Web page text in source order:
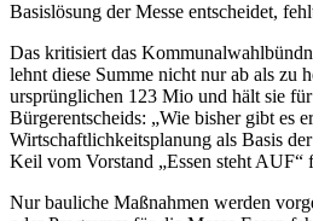
Basislösung der Messe entscheidet,
Das kritisiert das
lehnt diese Summe nicht nur ab als zu
ursprünglichen 123 Mio und hält sie
Bürgerentscheids: „Wie bisher gibt es
Wirtschaftlichkeitsplanung als Basis
Keil vom Vorstand „Essen steht AUF“
Nur bauliche Maßnahmen werden